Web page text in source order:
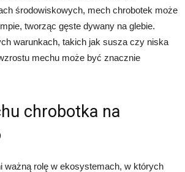
środowiskowych, mech chrobotek może
tworząc gęste dywany na glebie.
warunkach, takich jak susza czy niska
mechu może być znacznie
chrobotka na
ważną rolę w ekosystemach, w których